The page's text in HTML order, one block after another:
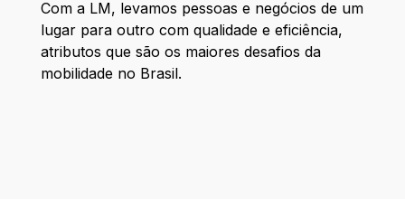
Com a LM, levamos pessoas e negócios de um
lugar para outro com qualidade e eficiência,
atributos que são os maiores desafios da
mobilidade no Brasil.